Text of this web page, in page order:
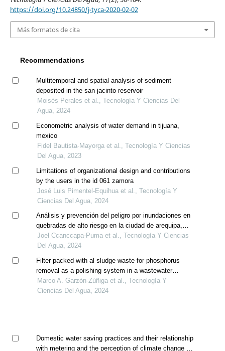
https://doi.org/10.24850/j-tyca-2020-02-02
Más formatos de cita
Recommendations
Multitemporal and spatial analysis of sediment
deposited in the san jacinto reservoir
Moisés Perales et al., Tecnología Y Ciencias Del
Agua, 2024
Econometric analysis of water demand in tijuana,
mexico
Fidel Bautista-Mayorga et al., Tecnología Y Ciencias
Del Agua, 2023
Limitations of organizational design and contributions
by the users in the id 061 zamora
José Luis Pimentel-Equihua et al., Tecnología Y
Ciencias Del Agua, 2024
Análisis y prevención del peligro por inundaciones en
quebradas de alto riesgo en la ciudad de arequipa,
perú
Joel Ccanccapa-Puma et al., Tecnología Y Ciencias
Del Agua, 2024
Filter packed with al-sludge waste for phosphorus
removal as a polishing system in a wastewater
treatment plant
Marco A. Garzón-Zúñiga et al., Tecnología Y
Ciencias Del Agua, 2024
Domestic water saving practices and their relationship
with metering and the perception of climate change in